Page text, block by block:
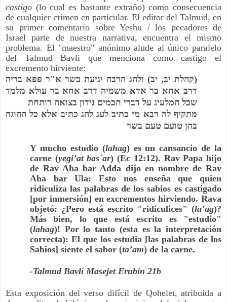
castigo (lo cual es bastante extraño) como consecuencia
de cualquier crimen en particular. El editor del Talmud, en
su primer comentario sobre Yeshu / los pecadores de
Israel parte de nuestra narrativa, encuentra el mismo
problema. El "maestro" anónimo alude al único paralelo
del Talmud Bavli que menciona como castigo el
excremento hirviente:
(קהלת יב, יב) ולהג הרבה יגיעת בשר א"ר פפא בריה
דרב אחא בר אדא משמיה דרב אחא בר עולא מלמד
שכל המלעיג על דברי חכמים נידון בצואה רותחת
מתקיף לה רבא מי כתיב לעג להג כתיב אלא כל ההוגה
בהן טועם טעם בשר
Y mucho estudio (lahag) es un cansancio de la
carne (yegi’at bas´ar) (Ec 12:12). Rav Papa hijo
de Rav Aha bar Adda dijo en nombre de Rav
Aha bar Ula: Esto nos enseña que quien
ridiculiza las palabras de los sabios es castigado
[por inmersión] en excrementos hirviendo. Rava
objetó: ¿Pero está escrito "ridiculices" (la’ag)?
Más bien, lo que está escrito es "estudio"
(lahag)! Por lo tanto (esta es la interpretación
correcta): El que los estudia [las palabras de los
Sabios] siente el sabor (ta’am) de la carne.
-Talmud Bavlí Masejet Erubin 21b
Esta exposición del verso difícil de Qohelet, atribuida a